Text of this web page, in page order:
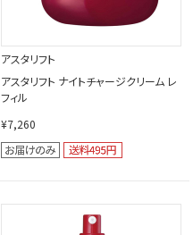
アスタリフト
アスタリフト ナイトチャージクリーム レ
フィル
¥7,260